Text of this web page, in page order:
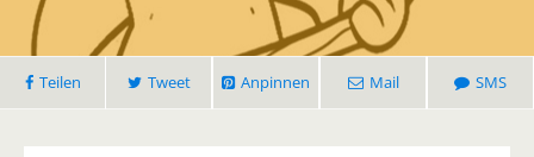
Teilen Tweet Anpinnen Mail SMS